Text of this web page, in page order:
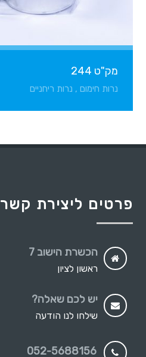
מק"ט 244
נרות חימום , נרות ריחניים
פרטים ליצירת קשר
הכשרת הישוב 7
ראשון לציון
יש לכם שאלה?
שילחו לנו הודעה
052-5688156